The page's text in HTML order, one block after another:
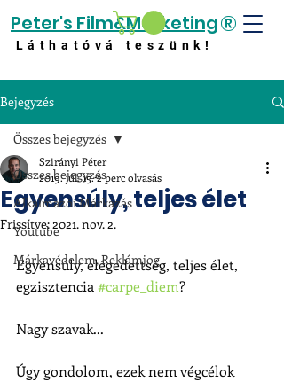
Peter's Film&Marketing
Láthatóvá teszünk!
®
Bejegyzés
Összes bejegyzés
Alkalmazói Márkázás
Youtube
Márkavédelem, Reklámjog
Összes bejegyzés
Egyensúly, teljes élet
Szirányi Péter
2019. júl. 15.2 perc olvasás
Frissítve:2021. nov. 2.
Egyensúly, elégedettség, teljes élet,
egzisztencia #carpe_diem?
Nagy szavak...
Úgy gondolom, ezek nem végcélok